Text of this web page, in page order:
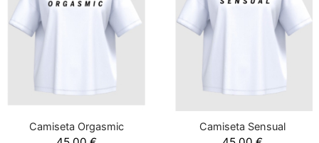
Camiseta Orgasmic Camiseta Sensual